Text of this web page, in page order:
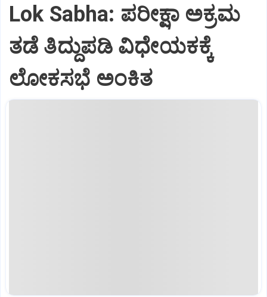
Lok Sabha: ಪರೀಕ್ಷಾ ಅಕ್ರಮ
ತಡೆ ತಿದ್ದುಪಡಿ ವಿಧೇಯಕಕ್ಕೆ
ಲೋಕಸಭೆ ಅಂಕಿತ